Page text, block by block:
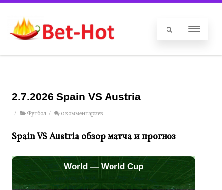
2.7.2026 Spain VS Austria
/ Футбол / 0 комментариев
Spain VS Austria обзор матча и прогноз
World — World Cup